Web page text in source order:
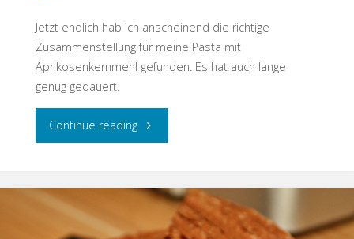
Jetzt endlich hab ich anscheinend die richtige
Zusammenstellung für meine Pasta mit
Aprikosenkernmehl gefunden. Es hat auch lange
genug gedauert.
Continue reading"Pasta
Aprikosenkernmehl